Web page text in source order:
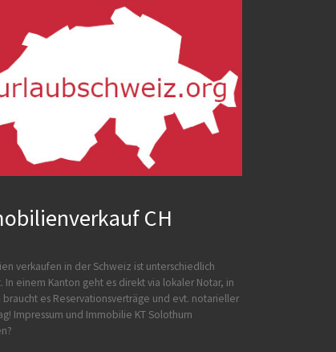
CH
verkaufen in der Schweiz ist unterschiedlich
In einem Kanton geht es direkt via lokaler Notar, in
es Reservationsverträge und evt. notarieller
Impressum und Immobilie KT Solothurn